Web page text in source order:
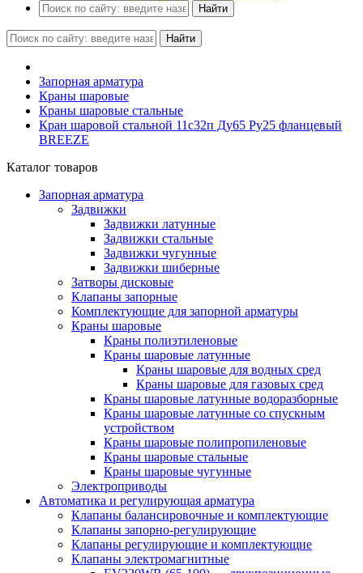
Найти
Найти
Запорная арматура
Краны шаровые
Краны шаровые стальные
Кран шаровой стальной 11с32п Ду65 Ру25 фланцевый
BREEZE
Каталог товаров
Запорная арматура
Задвижки
Задвижки латунные
Задвижки стальные
Задвижки чугунные
Задвижки шиберные
Затворы дисковые
Клапаны запорные
Комплектующие для запорной арматуры
Краны шаровые
Краны полиэтиленовые
Краны шаровые латунные
Краны шаровые для водных сред
Краны шаровые для газовых сред
Краны шаровые латунные водоразборные
Краны шаровые латунные со спускным
устройством
Краны шаровые полипропиленовые
Краны шаровые стальные
Краны шаровые чугунные
Электроприводы
Автоматика и регулирующая арматура
Клапаны балансировочные и комплектующие
Клапаны запорно-регулирующие
Клапаны регулирующие и комплектующие
Клапаны электромагнитные